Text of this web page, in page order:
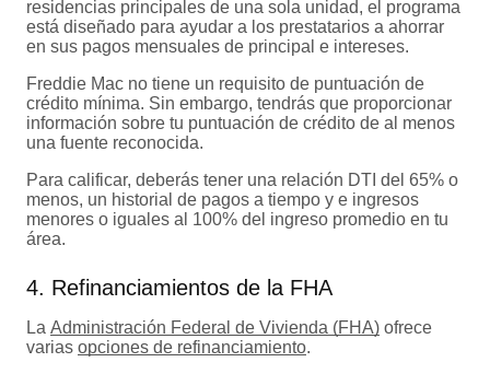
residencias principales de una sola unidad, el programa
está diseñado para ayudar a los prestatarios a ahorrar
en sus pagos mensuales de principal e intereses.
Freddie Mac no tiene un requisito de puntuación de
crédito mínima. Sin embargo, tendrás que proporcionar
información sobre tu puntuación de crédito de al menos
una fuente reconocida.
Para calificar, deberás tener una relación DTI del 65% o
menos, un historial de pagos a tiempo y e ingresos
menores o iguales al 100% del ingreso promedio en tu
área.
4. Refinanciamientos de la FHA
La Administración Federal de Vivienda (FHA) ofrece
varias opciones de refinanciamiento.